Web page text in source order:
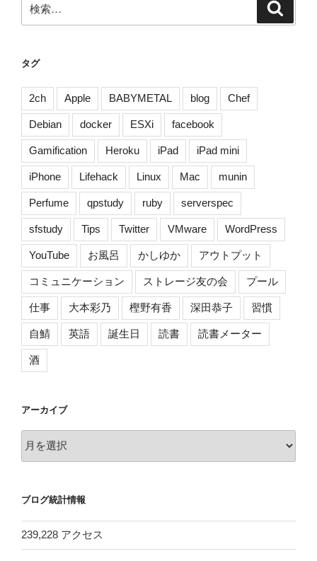
を
編
出
た
か
ら、
お
前
ら
に
教
え
て
る
[毛
布
に
挟
ま
快
適
す
ぎ
起
れ
な
索:
タグ
2ch Apple BABYMETAL blog Chef
Debian docker ESXi facebook
Gamification Heroku iPad iPad mini
iPhone Lifehack Linux Mac munin
Perfume qpstudy ruby serverspec
sfstudy Tips Twitter VMware WordPress
YouTube お風呂 かしゆか アウトプット
コミュニケーション ストレージ友の会 プール
仕事 大本彩乃 樫野有香 深田恭子 習慣
自鯖 英語 誕生日 読書 読書メーター
酒
アーカイブ
ー
ブ
ブログ統計情報
239,228 アクセス